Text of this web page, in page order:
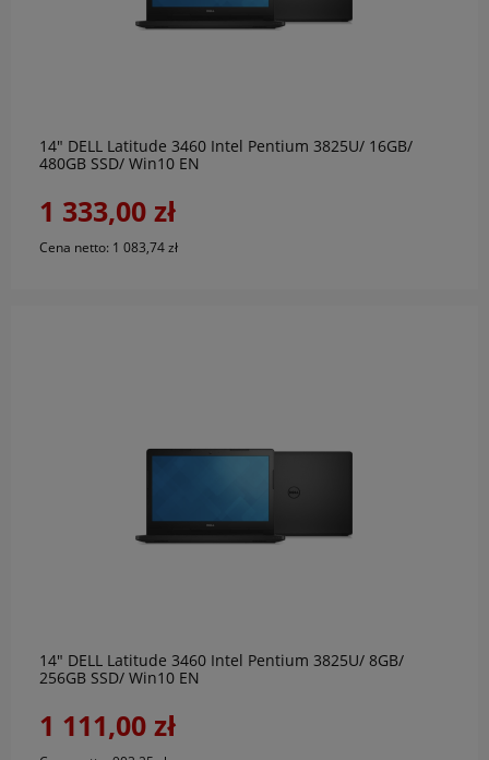
14" DELL Latitude 3460 Intel Pentium 3825U/ 16GB/
480GB SSD/ Win10 EN
1 333,00 zł
Cena netto: 1 083,74 zł
14" DELL Latitude 3460 Intel Pentium 3825U/ 8GB/
256GB SSD/ Win10 EN
1 111,00 zł